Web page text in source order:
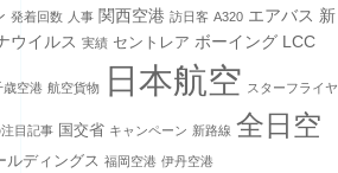
発着回数 人事 関西空港 訪日客 A320 エアバス 新
ウイルス 実績 セントレア ボーイング LCC
歳空港 航空貨物 日本航空 スターフライヤ
目記事 国交省 キャンペーン 新路線 全日空
ルディングス 福岡空港 伊丹空港